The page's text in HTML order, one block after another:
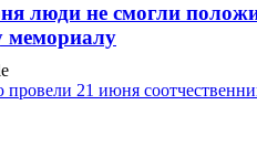
люди не смогли
мемориалу